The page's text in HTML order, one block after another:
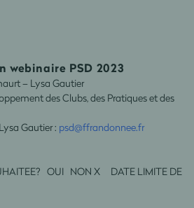
webinaire PSD 2023
Lamaurt – Lysa Gautier
des Clubs, des Pratiques et des
Gautier : psd@ffrandonnee.fr
OUI NON X DATE LIMITE DE